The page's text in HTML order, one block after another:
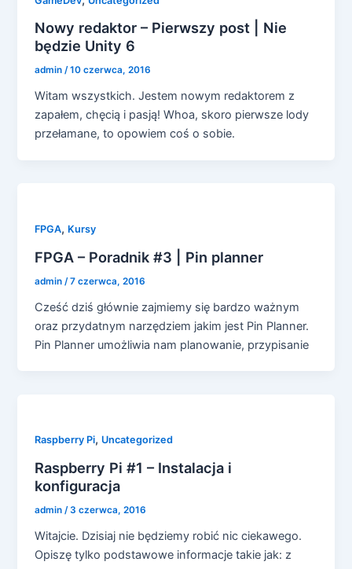
Nowy redaktor – Pierwszy post | Nie
będzie Unity 6
admin/10 czerwca, 2016
Witam wszystkich. Jestem nowym redaktorem z
zapałem, chęcią i pasją! Whoa, skoro pierwsze lody
przełamane, to opowiem coś o sobie.
FPGA, Kursy
FPGA – Poradnik #3 | Pin planner
admin /7 czerwca, 2016
Cześć dziś głównie zajmiemy się bardzo ważnym
oraz przydatnym narzędziem jakim jest Pin Planner.
Pin Planner umożliwia nam planowanie, przypisanie
Raspberry Pi, Uncategorized
Raspberry Pi #1 – Instalacja i
konfiguracja
admin/3 czerwca, 2016
Witajcie. Dzisiaj nie będziemy robić nic ciekawego.
Opiszę tylko podstawowe informacje takie jak: z